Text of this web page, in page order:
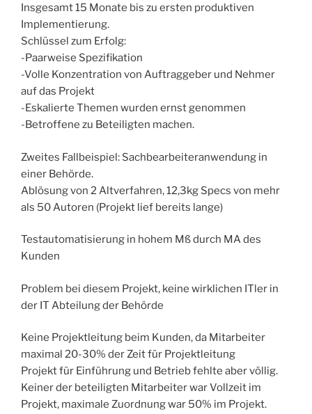
Insgesamt 15 Monate bis zu ersten produktiven
Implementierung.
Schlüssel zum Erfolg:
-Paarweise Spezifikation
-Volle Konzentration von Auftraggeber und Nehmer
auf das Projekt
-Eskalierte Themen wurden ernst genommen
-Betroffene zu Beteiligten machen.
Zweites Fallbeispiel: Sachbearbeiteranwendung in
einer Behörde.
Ablösung von 2 Altverfahren, 12,3kg Specs von mehr
als 50 Autoren (Projekt lief bereits lange)
Testautomatisierung in hohem Mß durch MA des
Kunden
Problem bei diesem Projekt, keine wirklichen ITler in
der IT Abteilung der Behörde
Keine Projektleitung beim Kunden, da Mitarbeiter
maximal 20-30% der Zeit für Projektleitung
Projekt für Einführung und Betrieb fehlte aber völlig.
Keiner der beteiligten Mitarbeiter war Vollzeit im
Projekt, maximale Zuordnung war 50% im Projekt.